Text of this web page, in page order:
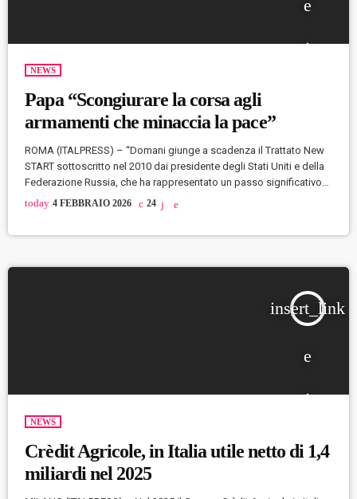
NEWS
Papa “Scongiurare la corsa agli
armamenti che minaccia la pace”
ROMA (ITALPRESS) – “Domani giunge a scadenza il Trattato New
START sottoscritto nel 2010 dai presidente degli Stati Uniti e della
Federazione Russia, che ha rappresentato un passo significativo
nel contenere la proliferazione delle armi nucleari. Nel rinnovare
l’incoraggiamento ad ogni sforzo costruttivo in favore del disarmo
today 4 FEBBRAIO 2026 24
insert_link
NEWS
Crèdit Agricole, in Italia utile netto di 1,4
miliardi nel 2025